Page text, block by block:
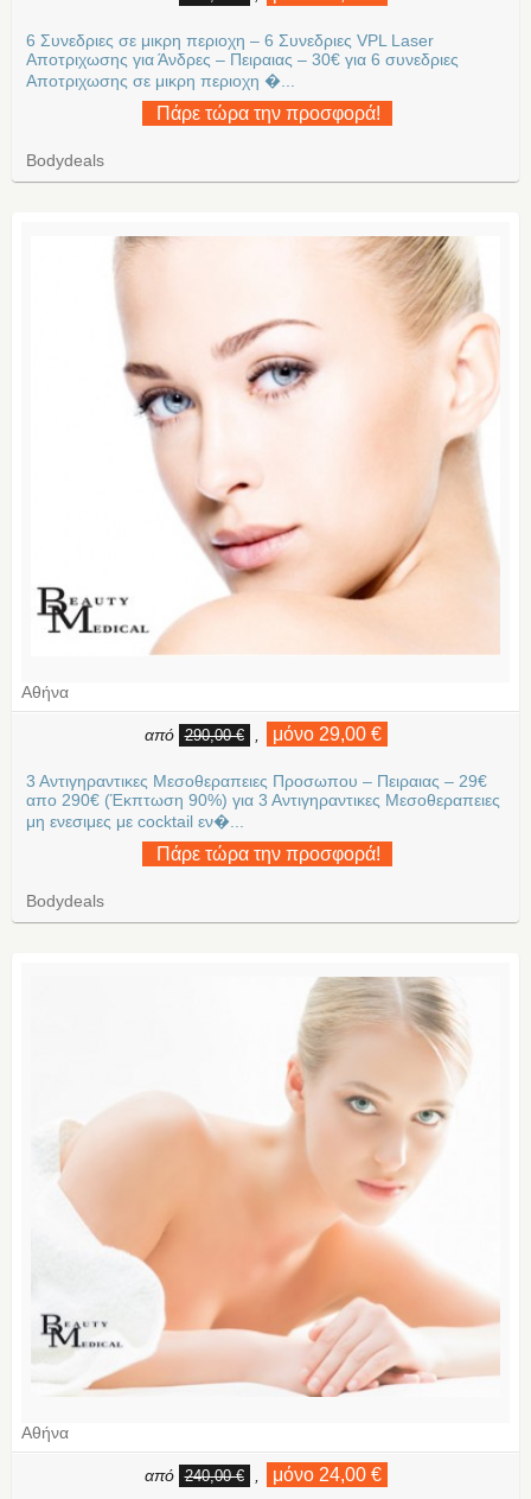
6 Συνεδριες σε μικρη περιοχη – 6 Συνεδριες VPL Laser
Αποτριχωσης για Άνδρες – Πειραιας – 30€ για 6 συνεδριες
Aποτριχωσης σε μικρη περιοχη �...
Πάρε τώρα την προσφορά!
Bodydeals
Αθήνα
από 290,00 € μόνο 29,00 €
3 Αντιγηραντικες Μεσοθεραπειες Προσωπου – Πειραιας – 29€
απο 290€ (Έκπτωση 90%) για 3 Αντιγηραντικες Μεσοθεραπειες
μη ενεσιμες με cocktail εν�...
Πάρε τώρα την προσφορά!
Bodydeals
Αθήνα
από 240,00 € μόνο 24,00 €